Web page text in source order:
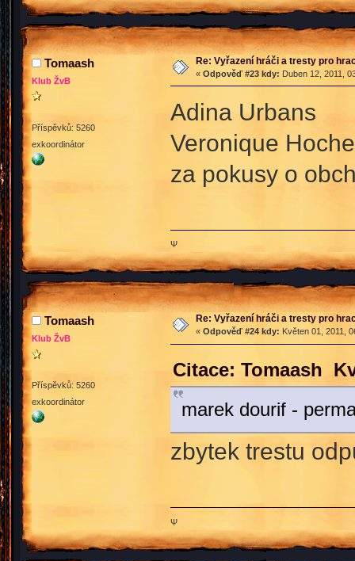
Tomaash
Klub ŽvB
Příspěvků: 5260
exkoordinátor
Re: Vyřazení hráči a tresty pro
« Odpověď #23 kdy: Duben 12, 2011,
Adina Urbans
Veronique
za pokusy o
Ψ
Tomaash
Klub ŽvB
Příspěvků: 5260
exkoordinátor
Re: Vyřazení hráči a tresty pro
« Odpověď #24 kdy: Květen 01, 2011,
Citace: Tomaash
marek dourif -
zbytek trestu
Ψ